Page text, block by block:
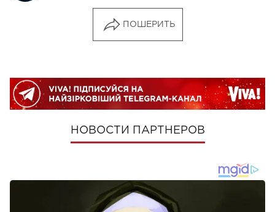
ПОШЕРИТЬ
НОВОСТИ ПАРТНЕРОВ